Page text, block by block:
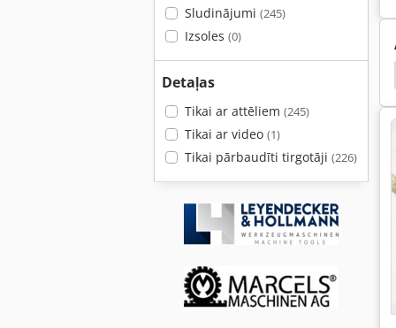
Sludinājumi (245)
Izsoles (0)
Detaļas
Tikai ar attēliem (245)
Tikai ar video (1)
Tikai pārbaudīti tirgotāji (226)
Ātrā Hobler